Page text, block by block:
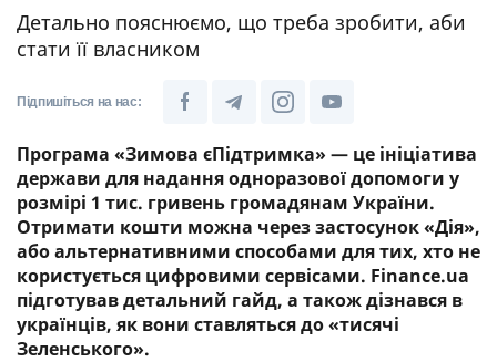
Детально пояснюємо, що треба зробити, аби
стати її власником
Підпишіться на нас:
Програма «Зимова єПідтримка» — це ініціатива
держави для надання одноразової допомоги у
розмірі 1 тис. гривень громадянам України.
Отримати кошти можна через застосунок «Дія»,
або альтернативними способами для тих, хто не
користується цифровими сервісами. Finance.ua
підготував детальний гайд, а також дізнався в
українців, як вони ставляться до «тисячі
Зеленського».